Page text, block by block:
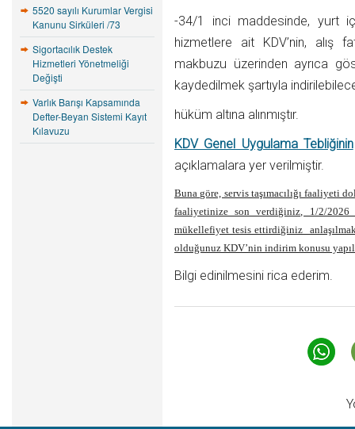
5520 sayılı Kurumlar Vergisi
Kanunu Sirküleri /73
Sigortacılık Destek
Hizmetleri Yönetmeliği
Değişti
Varlık Barışı Kapsamında
Defter-Beyan Sistemi Kayıt
Kılavuzu
-34/1 inci maddesinde, yurt
hizmetlere ait KDV’nin, alış
makbuzu üzerinden ayrıca
kaydedilmek şartıyla
hüküm altına alınmıştır.
KDV Genel Uygulama Tebliğinin
açıklamalara yer verilmiştir.
Buna göre, servis taşımacılığı faaliyeti
faaliyetinize son verdiğiniz, 1/2/2026
mükellefiyet tesis ettirdiğiniz
olduğunuz KDV’nin indirim konusu
Bilgi edinilmesini rica ederim.